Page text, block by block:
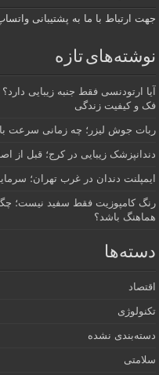
جهت ارتباط با ما به پشتیبانی واتساپ به شماره
نوشته‌های تازه
آیا ارتودنسی فقط جنبه زیبایی
فک و کیفیت زندگی
ربات جوش لیزر؛ چه زمانی سرعت
دندانپزشک زیبایی در کرج؛ قبل از
ایمپلنت دندان در غرب تهران؛
رنگ کامپوزیت فقط سفید نیست؛
هماهنگ باشد؟
دسته‌ها
اقتصاد
تکنولوژی
دسته‌بندی نشده
سلامتی